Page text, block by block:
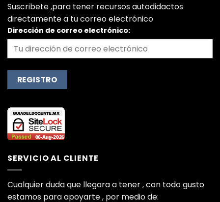
Suscribete ,para tener recursos autodidactos
directamente a tu correo electrónico
Dirección de correo electrónico:
SERVICIO AL CLIENTE
Cualquier duda que llegara a tener , con todo gusto
estamos para apoyarte , por medio de: